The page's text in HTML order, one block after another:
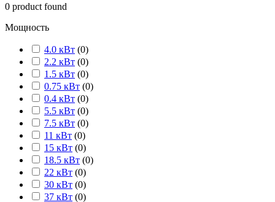
0 product found
Мощность
4.0 кВт (0)
2.2 кВт (0)
1.5 кВт (0)
0.75 кВт (0)
0.4 кВт (0)
5.5 кВт (0)
7.5 кВт (0)
11 кВт (0)
15 кВт (0)
18.5 кВт (0)
22 кВт (0)
30 кВт (0)
37 кВт (0)